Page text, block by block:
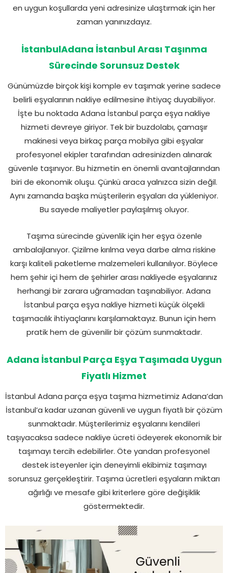
en uygun koşullarda yeni adresinize ulaştırmak için her
zaman yanınızdayız.
İstanbulAdana İstanbul Arası Taşınma
Sürecinde Sorunsuz Destek
Günümüzde birçok kişi komple ev taşımak yerine sadece
belirli eşyalarının nakliye edilmesine ihtiyaç duyabiliyor.
İşte bu noktada Adana İstanbul parça eşya nakliye
hizmeti devreye giriyor. Tek bir buzdolabı, çamaşır
makinesi veya birkaç parça mobilya gibi eşyalar
profesyonel ekipler tarafından adresinizden alınarak
güvenle taşınıyor. Bu hizmetin en önemli avantajlarından
biri de ekonomik oluşu. Çünkü araca yalnızca sizin değil.
Aynı zamanda başka müşterilerin eşyaları da yükleniyor.
Bu sayede maliyetler paylaşılmış oluyor.
Taşıma sürecinde güvenlik için her eşya özenle
ambalajlanıyor. Çizilme kırılma veya darbe alma riskine
karşı kaliteli paketleme malzemeleri kullanılıyor. Böylece
hem şehir içi hem de şehirler arası nakliyede eşyalarınız
herhangi bir zarara uğramadan taşınabiliyor. Adana
İstanbul parça eşya nakliye hizmeti küçük ölçekli
taşımacılık ihtiyaçlarını karşılamaktayız. Bunun için hem
pratik hem de güvenilir bir çözüm sunmaktadır.
Adana İstanbul Parça Eşya Taşımada Uygun
Fiyatlı Hizmet
İstanbul Adana parça eşya taşıma hizmetimiz Adana’dan
İstanbul’a kadar uzanan güvenli ve uygun fiyatlı bir çözüm
sunmaktadır. Müşterilerimiz eşyalarını kendileri
taşıyacaksa sadece nakliye ücreti ödeyerek ekonomik bir
taşımayı tercih edebilirler. Öte yandan profesyonel
destek isteyenler için deneyimli ekibimiz taşımayı
sorunsuz gerçekleştirir. Taşıma ücretleri eşyaların miktarı
ağırlığı ve mesafe gibi kriterlere göre değişiklik
göstermektedir.